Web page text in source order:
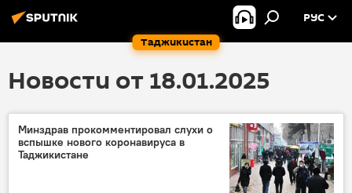
Таджикистан
РУС
Новости от 18.01.2025
Минздрав прокомментировал слухи о
вспышке нового коронавируса в
Таджикистане